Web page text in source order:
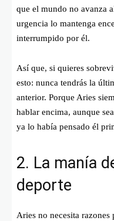
que el mundo no avanza
urgencia lo mantenga
interrumpido por él.
Así que, si quieres
esto: nunca tendrás la
anterior. Porque Aries
hablar encima, aunque
ya lo había pensado él
2. La manía
deporte
Aries no necesita